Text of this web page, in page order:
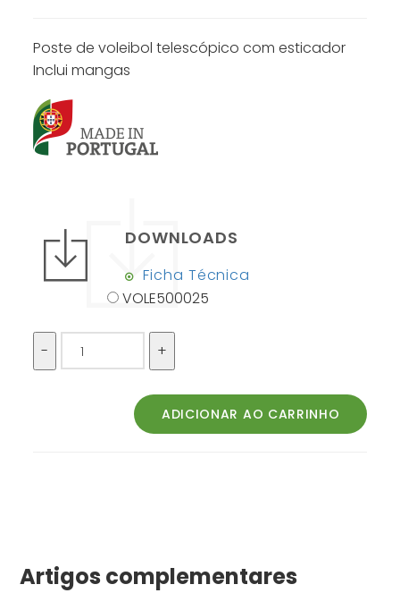
Poste de voleibol telescópico com esticador
Inclui mangas
DOWNLOADS
Ficha Técnica
VOLE500025
Artigos complementares